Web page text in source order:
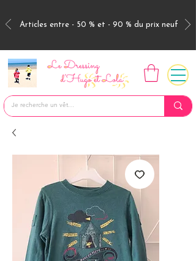
Articles entre - 50 % et - 90 % du prix neuf